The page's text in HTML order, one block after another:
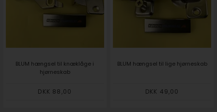
BLUM hængsel til knæklåge i
hjørneskab
DKK 88,00
BLUM hængsel til lige hjørneskab
DKK 49,00